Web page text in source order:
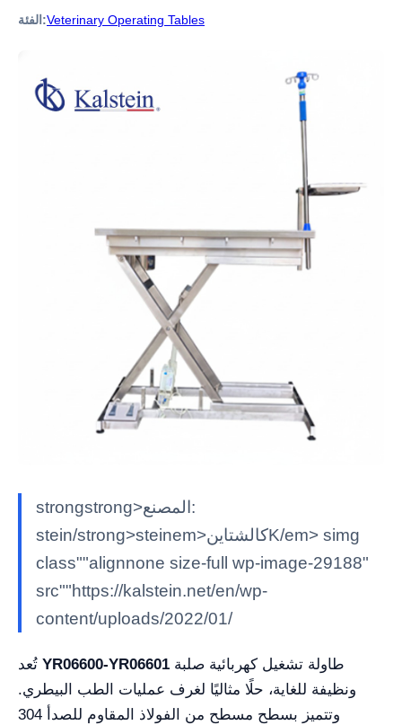
الفئة:Veterinary Operating Tables
strongstrong>المصنع:
stein/strong>steinem>كالشتاينK/em> simg
class""alignnone size-full wp-image-29188"
src""https://kalstein.net/en/wp-
content/uploads/2022/01/
YR06600-YR06601
ونظيفة للغاية، حلًا مثاليًا لغرف عمليات الطب البيطري.
وتتميز بسطح مسطح من الفولاذ المقاوم للصدأ 304